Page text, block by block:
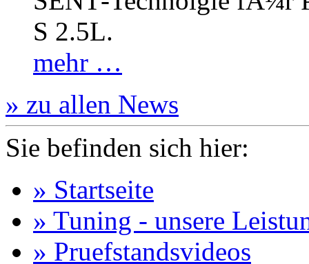
S 2.5L.
mehr …
» zu allen News
Sie befinden sich hier:
» Startseite
» Tuning - unsere
» Pruefstandsvideos